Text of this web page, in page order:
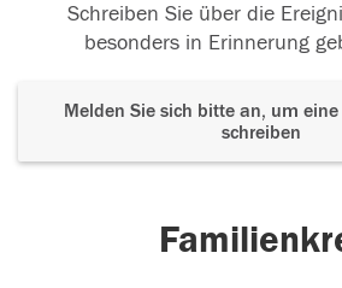
Schreiben Sie über die
besonders in Erinnerung
Melden Sie sich bitte an, um
schreiben